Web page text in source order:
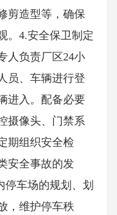
剪造型等，确保
。4.安全保卫制定
人负责厂区24小
员、车辆进行登
进入。配备必要
摄像头、门禁系
期组织安全检
安全事故的发
停车场的规划、划
，维护停车秩